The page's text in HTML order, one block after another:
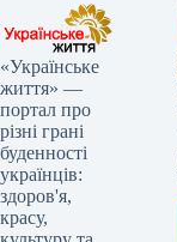
«Українське
життя» —
портал про
різні грані
буденності
українців:
здоров'я,
красу,